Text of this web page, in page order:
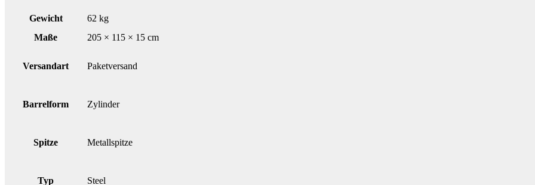
Gewicht
62 kg
Maße
205 × 115 × 15 cm
Versandart Paketversand
Barrelform Zylinder
Spitze Metallspitze
Typ Steel